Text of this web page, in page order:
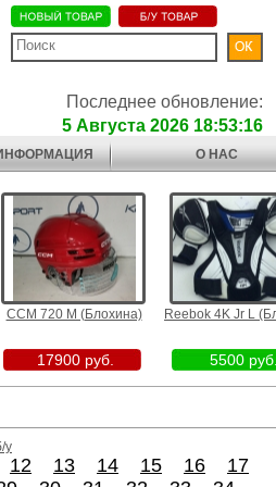
Последнее обновление:
5 Августа 2026 18:53:16
О НАС
M (Блохина)
17900 руб.
Reebok 4K Jr L
5500 руб.
у
12 13 14 15 16
17